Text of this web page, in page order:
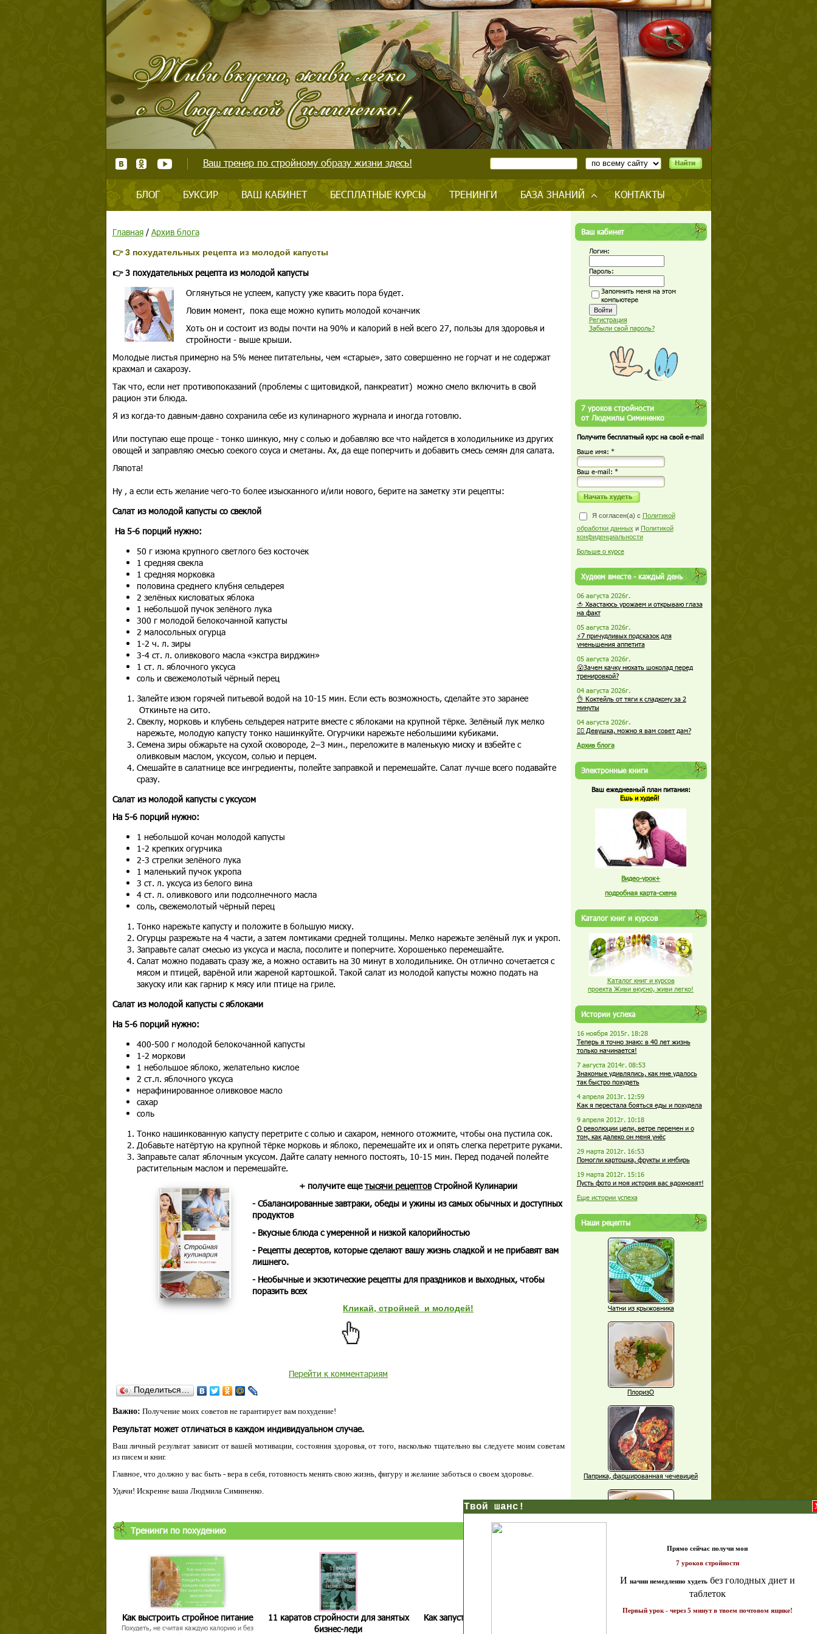
Ваш тренер по стройному образу жизни здесь!
БЛОГ БУКСИР ВАШ КАБИНЕТ БЕСПЛАТНЫЕ КУРСЫ ТРЕНИНГИ БАЗА ЗНАНИЙ КОНТАКТЫ
Главная/ Архив блога
👉 3 похудательных рецепта из молодой капусты
👉 3 похудательных рецепта из молодой капусты
Оглянуться не успеем, капусту уже квасить пора будет.
Ловим момент, пока еще можно купить молодой кочанчик
Хоть он и состоит из воды почти на 90% и калорий в ней всего 27, пользы для здоровья и
стройности - выше крыши.
Молодые листья примерно на 5% менее питательны, чем «старые», зато совершенно не горчат и не содержат
крахмал и сахарозу.
Так что, если нет противопоказаний (проблемы с щитовидкой, панкреатит) можно смело включить в свой
рацион эти блюда.
Я из когда-то давным-давно сохранила себе из кулинарного журнала и иногда готовлю.
Или поступаю еще проще - тонко шинкую, мну с солью и добавляю все что найдется в холодильнике из других
овощей и заправляю смесью соекого соуса и сметаны. Ах, да еще поперчить и добавить смесь семян для салата.
Ляпота!
Ну , а если есть желание чего-то более изысканного и/или нового, берите на заметку эти рецепты:
Салат из молодой капусты со свеклой
На 5-6 порций нужно:
50 г изюма крупного светлого без косточек
1 средняя свекла
1 средняя морковка
половина среднего клубня сельдерея
2 зелёных кисловатых яблока
1 небольшой пучок зелёного лука
300 г молодой белокочанной капусты
2 малосольных огурца
1-2 ч. л. зиры
3-4 ст. л. оливкового масла «экстра вирджин»
1 ст. л. яблочного уксуса
соль и свежемолотый чёрный перец
Залейте изюм горячей питьевой водой на 10-15 мин. Если есть возможность, сделайте это заранее
Откиньте на сито.
Свеклу, морковь и клубень сельдерея натрите вместе с яблоками на крупной тёрке. Зелёный лук мелко
нарежьте, молодую капусту тонко нашинкуйте. Огурчики нарежьте небольшими кубиками.
Семена зиры обжарьте на сухой сковороде, 2–3 мин., переложите в маленькую миску и взбейте с
оливковым маслом, уксусом, солью и перцем.
Смешайте в салатнице все ингредиенты, полейте заправкой и перемешайте. Салат лучше всего подавайте
сразу.
Салат из молодой капусты с уксусом
На 5-6 порций нужно:
1 небольшой кочан молодой капусты
1-2 крепких огурчика
2-3 стрелки зелёного лука
1 маленький пучок укропа
3 ст. л. уксуса из белого вина
4 ст. л. оливкового или подсолнечного масла
соль, свежемолотый чёрный перец
Тонко нарежьте капусту и положите в большую миску.
Огурцы разрежьте на 4 части, а затем ломтиками средней толщины. Мелко нарежьте зелёный лук и укроп.
Заправьте салат смесью из уксуса и масла, посолите и поперчите. Хорошенько перемешайте.
Салат можно подавать сразу же, а можно оставить на 30 минут в холодильнике. Он отлично сочетается с
мясом и птицей, варёной или жареной картошкой. Такой салат из молодой капусты можно подать на
закуску или как гарнир к мясу или птице на гриле.
Салат из молодой капусты с яблоками
На 5-6 порций нужно:
400-500 г молодой белокочанной капусты
1-2 моркови
1 небольшое яблоко, желательно кислое
2 ст.л. яблочного уксуса
нерафинированное оливковое масло
сахар
соль
Тонко нашинкованную капусту перетрите с солью и сахаром, немного отожмите, чтобы она пустила сок.
Добавьте натёртую на крупной тёрке морковь и яблоко, перемешайте их и опять слегка перетрите руками.
Заправьте салат яблочным уксусом. Дайте салату немного постоять, 10-15 мин. Перед подачей полейте
растительным маслом и перемешайте.
+ получите ещетысячи рецептовСтройной Кулинарии
- Сбалансированные завтраки, обеды и ужины из самых обычных и доступных
продуктов
- Вкусные блюда с умеренной и низкой калорийностью
- Рецепты десертов, которые сделают вашу жизнь сладкой и не прибавят вам
лишнего.
- Необычные и экзотические рецепты для праздников и выходных, чтобы
поразить всех
Кликай, стройней и молодей!
Перейти к комментариям
Поделиться…
Важно: Получение моих советов не гарантирует вам похудение!
Результат может отличаться в каждом индивидуальном случае.
Ваш личный результат зависит от вашей мотивации, состояния здоровья, от того, насколько тщательно вы следуете моим советам
из писем и книг.
Главное, что должно у вас быть - вера в себя, готовность менять свою жизнь, фигуру и желание заботься о своем здоровье.
Удачи! Искренне ваша Людмила Симиненко.
Тренинги по похудению
Как выстроить стройное питание
Похудеть, не считая каждую калорию и без
11 каратов стройности для занятых
бизнес-леди
Как запустить жиросжигание за 7
Ваш кабинет
Логин:
Пароль:
Запомнить меня на этом
компьютере
Регистрация
Забыли свой пароль?
7 уроков стройности
от Людмилы Симиненко
Получите бесплатный курс на свой e-mail
Ваше имя: *
Ваш е-mail: *
Я согласен(а) с Политикой
обработки данных и Политикой
конфиденциальности
Больше о курсе
Худеем вместе - каждый день
06 августа 2026г.
🍅 Хвастаюсь урожаем и открываю глаза
на факт
05 августа 2026г.
⚡7 причудливых подсказок для
уменьшения аппетита
05 августа 2026г.
😮Зачем качку нюхать шоколад перед
тренировкой?
04 августа 2026г.
👌 Коктейль от тяги к сладкому за 2
минуты
04 августа 2026г.
🏋️‍♀️ Девушка, можно я вам совет дам?
Архив блога
Электронные книги
Ваш ежедневный план питания:
Ешь и худей!
Видео-урок+
подробная карта-схема
Каталог книг и курсов
Каталог книг и курсов
проекта Живи вкусно, живи легко!
Истории успеха
16 ноября 2015г. 18:28
Теперь я точно знаю: в 40 лет жизнь
только начинается!
7 августа 2014г. 08:53
Знакомые удивлялись, как мне удалось
так быстро похудеть
4 апреля 2013г. 12:59
Как я перестала бояться еды и похудела
9 апреля 2012г. 10:18
О революции цели, ветре перемен и о
том, как далеко он меня унёс
29 марта 2012г. 16:53
Помогли картошка, фрукты и имбирь
19 марта 2012г. 15:16
Пусть фото и моя история вас вдохновят!
Еще истории успеха
Наши рецепты
Чатни из крыжовника
ПлоризО
Паприка, фаршированная чечевицей
Рагу из баклажанов с нутом